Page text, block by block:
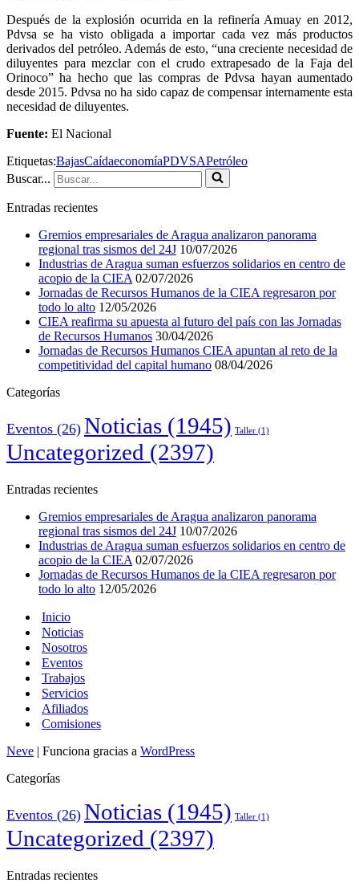
Después de la explosión ocurrida en la refinería Amuay en 2012,
Pdvsa se ha visto obligada a importar cada vez más productos
derivados del petróleo. Además de esto, “una creciente necesidad de
diluyentes para mezclar con el crudo extrapesado de la Faja del
Orinoco” ha hecho que las compras de Pdvsa hayan aumentado
desde 2015. Pdvsa no ha sido capaz de compensar internamente esta
necesidad de diluyentes.
Fuente: El Nacional
Etiquetas:BajasCaídaeconomíaPDVSAPetróleo
Buscar...
Entradas recientes
Gremios empresariales de Aragua analizaron panorama
regional tras sismos del 24J 10/07/2026
Industrias de Aragua suman esfuerzos solidarios en centro de
acopio de la CIEA 02/07/2026
Jornadas de Recursos Humanos de la CIEA regresaron por
todo lo alto 12/05/2026
CIEA reafirma su apuesta al futuro del país con las Jornadas
de Recursos Humanos 30/04/2026
Jornadas de Recursos Humanos CIEA apuntan al reto de la
competitividad del capital humano 08/04/2026
Categorías
Eventos (26) Noticias (1945) Taller (1)
Uncategorized (2397)
Entradas recientes
Gremios empresariales de Aragua analizaron panorama
regional tras sismos del 24J 10/07/2026
Industrias de Aragua suman esfuerzos solidarios en centro de
acopio de la CIEA 02/07/2026
Jornadas de Recursos Humanos de la CIEA regresaron por
todo lo alto 12/05/2026
Inicio
Noticias
Nosotros
Eventos
Trabajos
Servicios
Afiliados
Comisiones
Neve | Funciona gracias a WordPress
Categorías
Eventos (26) Noticias (1945) Taller (1)
Uncategorized (2397)
Entradas recientes